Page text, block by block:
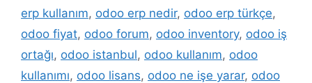
erp kullanım, odoo erp nedir, odoo erp türkçe,
odoo fiyat, odoo forum, odoo inventory, odoo iş
ortağı, odoo istanbul, odoo kullanım, odoo
kullanımı, odoo lisans, odoo ne işe yarar, odoo